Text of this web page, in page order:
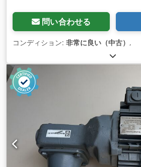
問い合わせる
コンディション: 非常に良い（中古） ,